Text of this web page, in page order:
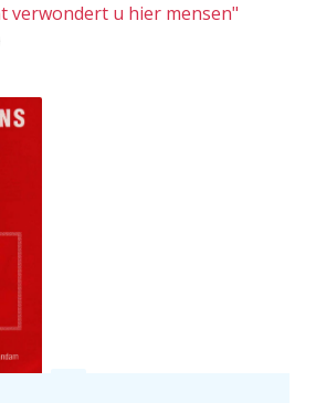
verwondert u hier mensen"